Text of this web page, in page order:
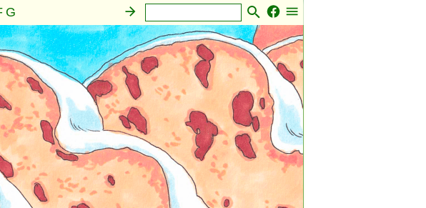
G
·Sonstiges